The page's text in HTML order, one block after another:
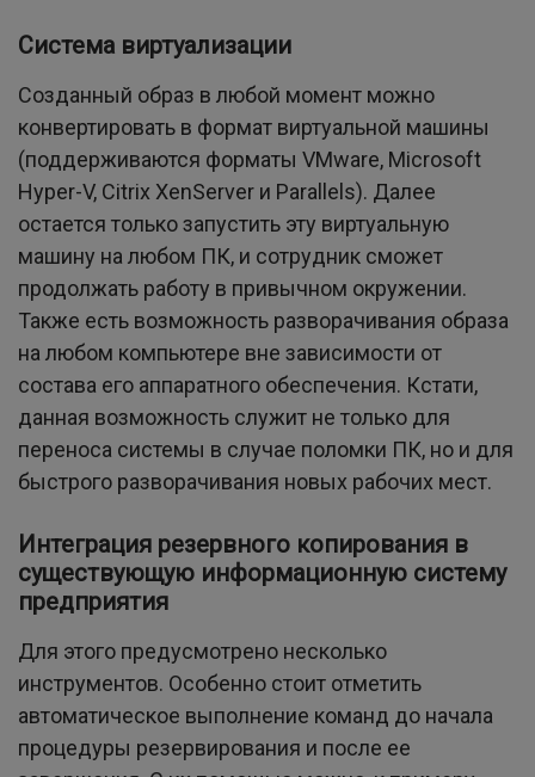
Система виртуализации
Созданный образ в любой момент можно
конвертировать в формат виртуальной машины
(поддерживаются форматы VMware, Microsoft
Hyper-V, Citrix XenServer и Parallels). Далее
остается только запустить эту виртуальную
машину на любом ПК, и сотрудник сможет
продолжать работу в привычном окружении.
Также есть возможность разворачивания образа
на любом компьютере вне зависимости от
состава его аппаратного обеспечения. Кстати,
данная возможность служит не только для
переноса системы в случае поломки ПК, но и для
быстрого разворачивания новых рабочих мест.
Интеграция резервного копирования в
существующую информационную систему
предприятия
Для этого предусмотрено несколько
инструментов. Особенно стоит отметить
автоматическое выполнение команд до начала
процедуры резервирования и после ее